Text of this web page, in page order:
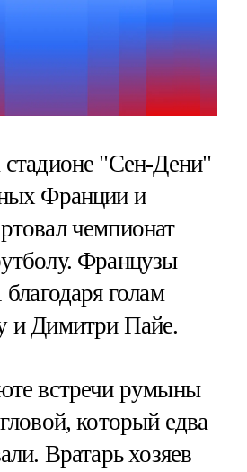
"Сен-Дени"
Франции и
чемпионат
Французы
голам
и Димитри Пайе.
встречи румыны
который едва
Вратарь хозяев